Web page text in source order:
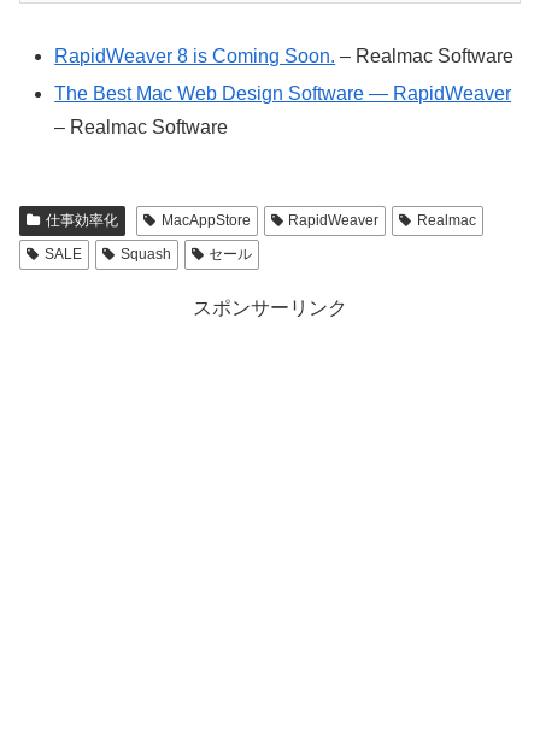
RapidWeaver 8 is Coming Soon. – Realmac Software
The Best Mac Web Design Software — RapidWeaver
– Realmac Software
仕事効率化 MacAppStore RapidWeaver
Realmac
SALE
Squash セール
スポンサーリンク